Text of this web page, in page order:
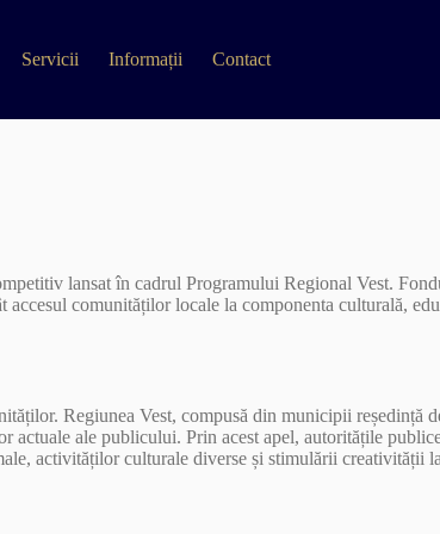
Servicii Informații Contact
lansat în cadrul Programului Regional Vest.
comunităților locale la componenta culturală,
Regiunea Vest, compusă din municipii reședință
actuale ale publicului. Prin acest apel, autoritățile
activităților culturale diverse și stimulării creativității